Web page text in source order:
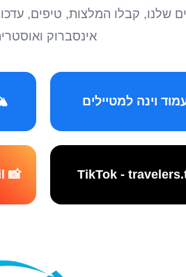
שלנו, קבלו המלצות, טיפים,
אינסברוק
📸 Instagram - travelers.co.il